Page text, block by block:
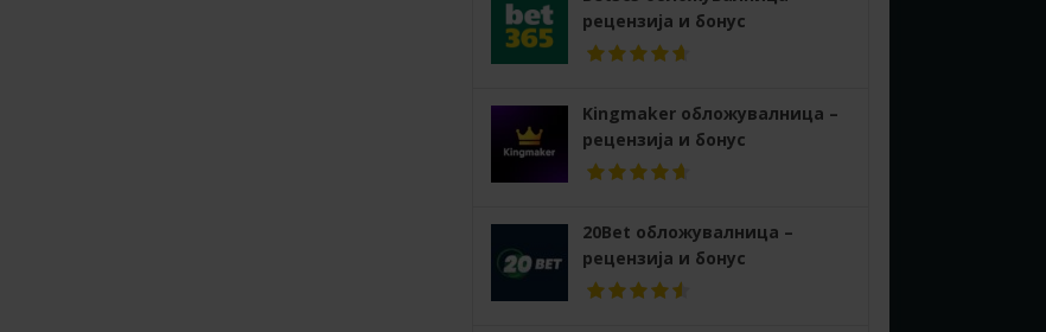
рецензија и бонус
Kingmaker обложувалница –
рецензија и бонус
20Bet обложувалница –
рецензија и бонус